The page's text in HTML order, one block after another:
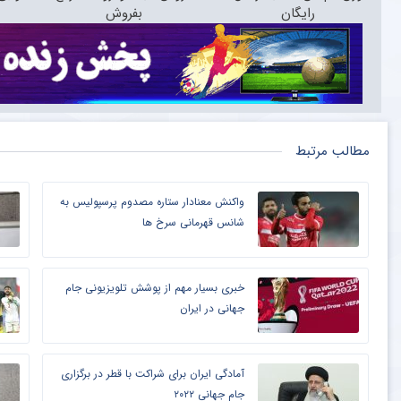
رایگان
بفروش
مطالب مرتبط
واکنش معنادار ستاره مصدوم پرسپولیس به
شانس قهرمانی سرخ ها
خبری بسیار مهم از پوشش تلویزیونی جام
جهانی در ایران
آمادگی ایران برای شراکت با قطر در برگزاری
جام جهانی ۲۰۲۲